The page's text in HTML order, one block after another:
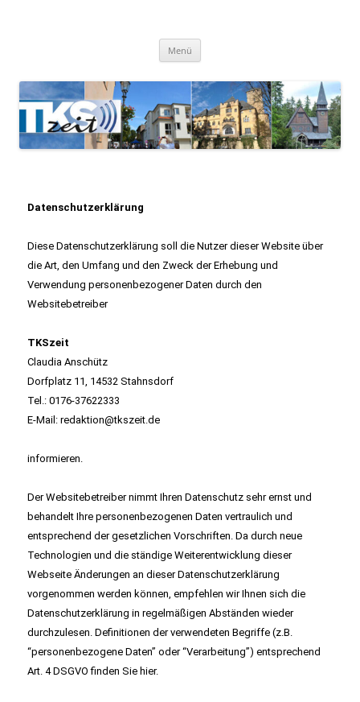
Menü
Datenschutzerklärung
Diese Datenschutzerklärung soll die Nutzer dieser Website über
die Art, den Umfang und den Zweck der Erhebung und
Verwendung personenbezogener Daten durch den
Websitebetreiber
TKSzeit
Claudia Anschütz
Dorfplatz 11, 14532 Stahnsdorf
Tel.: 0176-37622333
E-Mail: redaktion@tkszeit.de
informieren.
Der Websitebetreiber nimmt Ihren Datenschutz sehr ernst und
behandelt Ihre personenbezogenen Daten vertraulich und
entsprechend der gesetzlichen Vorschriften. Da durch neue
Technologien und die ständige Weiterentwicklung dieser
Webseite Änderungen an dieser Datenschutzerklärung
vorgenommen werden können, empfehlen wir Ihnen sich die
Datenschutzerklärung in regelmäßigen Abständen wieder
durchzulesen. Definitionen der verwendeten Begriffe (z.B.
“personenbezogene Daten” oder “Verarbeitung”) entsprechend
Art. 4 DSGVO finden Sie hier.